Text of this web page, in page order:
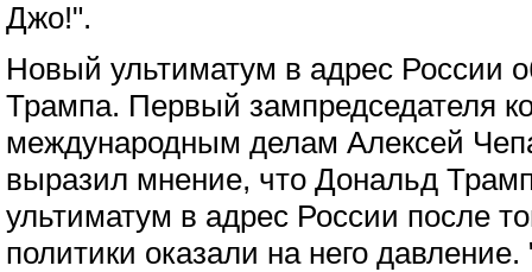
Джо!".
Новый ультиматум в адрес России
Трампа. Первый зампредседателя
международным делам Алексей
выразил мнение, что Дональд
ультиматум в адрес России после
политики оказали на него